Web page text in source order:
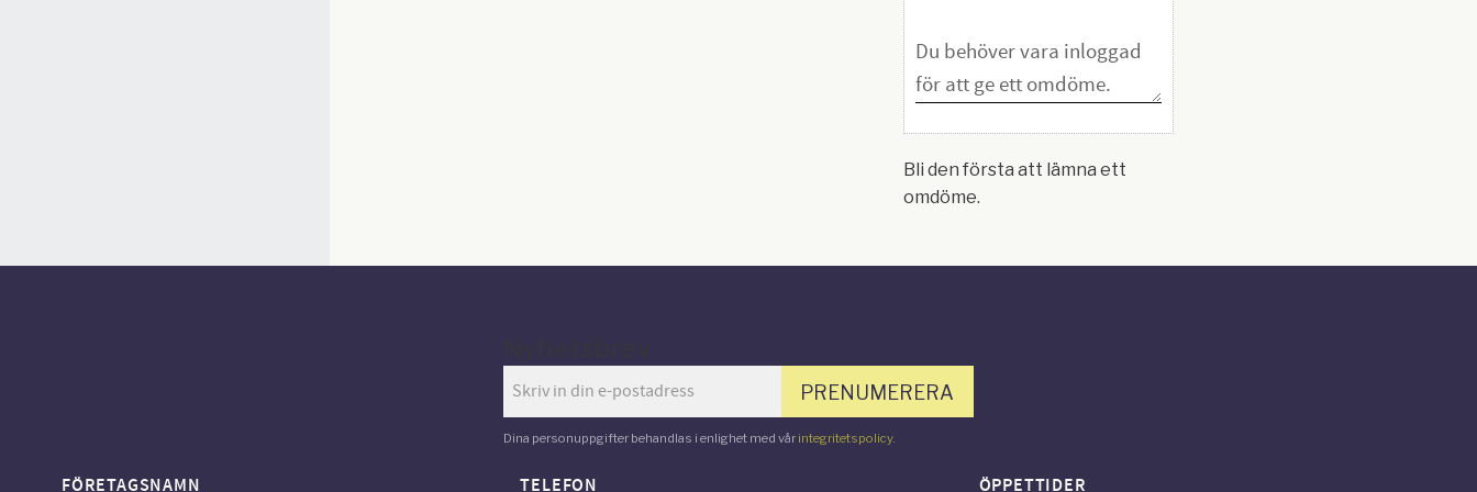
Bli den första att lämna ett
omdöme.
PRENUMERERA
Dina personuppgifter behandlas i enlighet med vår integritetspolicy.
FÖRETAGSNAMN TELEFON ÖPPETTIDER